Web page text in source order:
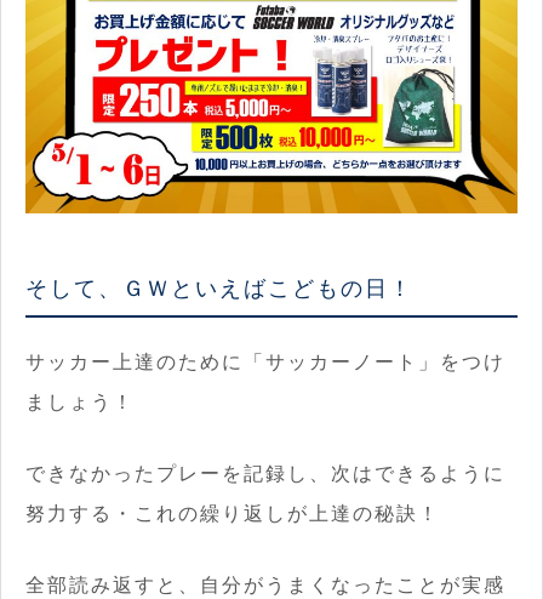
そして、ＧＷといえばこどもの日！
サッカー上達のために「サッカーノート」をつけ
ましょう！
できなかったプレーを記録し、次はできるように
努力する・これの繰り返しが上達の秘訣！
全部読み返すと、自分がうまくなったことが実感